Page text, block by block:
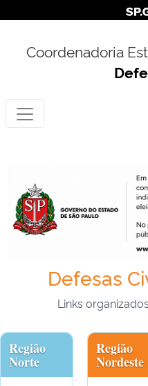
Coordenadoria
Defesas
Links
Região
Norte
Região
Nordeste